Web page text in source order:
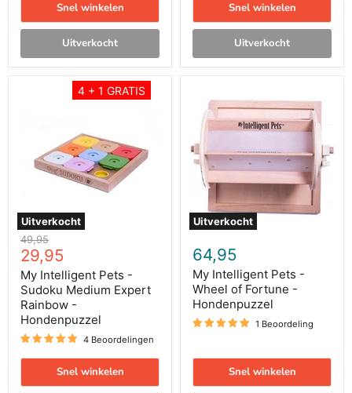
Snel winkelen
Uitverkocht
Snel winkelen
Uitverkocht
4 + 1 GRATIS
Uitverkocht
Medium
Expert
Rainbow
Oorspronkelijke
prijs
49,95
Huidige
prijs
29,95
My Intelligent Pets -
Sudoku Medium Expert
Rainbow -
Hondenpuzzel
4 Beoordelingen
Snel winkelen
Uitverkocht
Intelligent
Pets
Wheel
of
Fortune
Hondenpuzzel
64,95
My Intelligent Pets -
Wheel of Fortune -
Hondenpuzzel
1 Beoordeling
Snel winkelen